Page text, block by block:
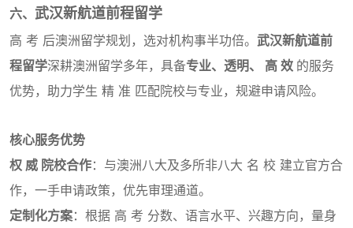
六、 武汉新航道前程留学
高 考 后澳洲留学规划，选对机构事半功倍。 武汉新航道前
程留学深耕澳洲留学多年，具备专业、透明、 高 效 的服务
优势，助力学生 精 准 匹配院校与专业，规避申请风险。
核心服务优势
权 威 院校合作：与澳洲八大及多所非八大 名 校 建立官方合
作，一手申请政策，优先审理通道。
定制化方案：根据 高 考 分数、语言水平、兴趣方向，量身